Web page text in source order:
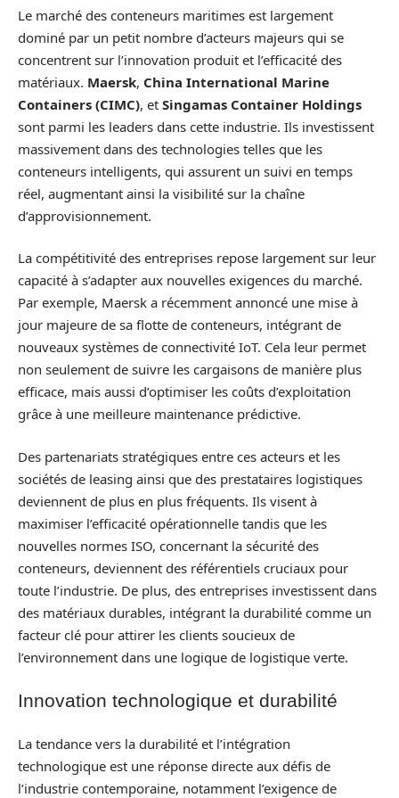
Le marché des conteneurs maritimes est largement
dominé par un petit nombre d’acteurs majeurs qui se
concentrent sur l’innovation produit et l’efficacité des
matériaux. Maersk, China International Marine
Containers (CIMC), et Singamas Container Holdings
sont parmi les leaders dans cette industrie. Ils investissent
massivement dans des technologies telles que les
conteneurs intelligents, qui assurent un suivi en temps
réel, augmentant ainsi la visibilité sur la chaîne
d’approvisionnement.
La compétitivité des entreprises repose largement sur leur
capacité à s’adapter aux nouvelles exigences du marché.
Par exemple, Maersk a récemment annoncé une mise à
jour majeure de sa flotte de conteneurs, intégrant de
nouveaux systèmes de connectivité IoT. Cela leur permet
non seulement de suivre les cargaisons de manière plus
efficace, mais aussi d’optimiser les coûts d’exploitation
grâce à une meilleure maintenance prédictive.
Des partenariats stratégiques entre ces acteurs et les
sociétés de leasing ainsi que des prestataires logistiques
deviennent de plus en plus fréquents. Ils visent à
maximiser l’efficacité opérationnelle tandis que les
nouvelles normes ISO, concernant la sécurité des
conteneurs, deviennent des référentiels cruciaux pour
toute l’industrie. De plus, des entreprises investissent dans
des matériaux durables, intégrant la durabilité comme un
facteur clé pour attirer les clients soucieux de
l’environnement dans une logique de logistique verte.
Innovation technologique et durabilité
La tendance vers la durabilité et l’intégration
technologique est une réponse directe aux défis de
l’industrie contemporaine, notamment l’exigence de